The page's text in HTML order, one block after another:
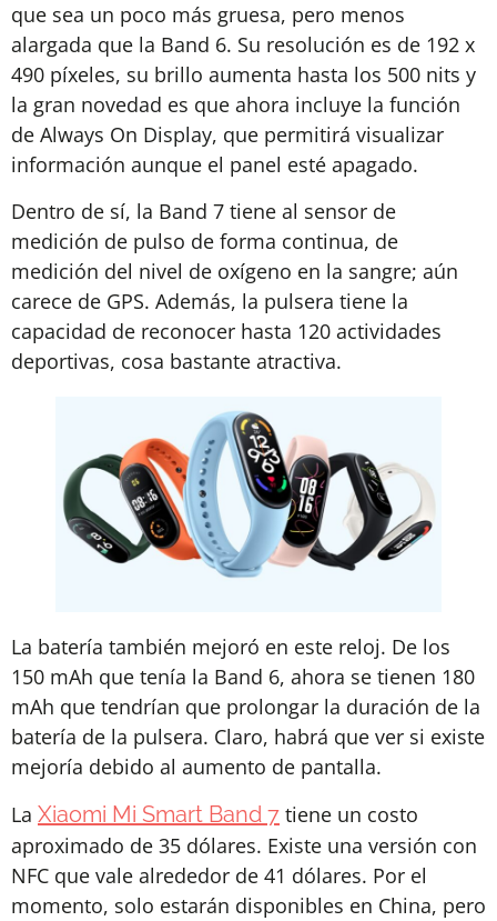
que sea un poco más gruesa, pero menos
alargada que la Band 6. Su resolución es de 192 x
490 píxeles, su brillo aumenta hasta los 500 nits y
la gran novedad es que ahora incluye la función
de Always On Display, que permitirá visualizar
información aunque el panel esté apagado.
Dentro de sí, la Band 7 tiene al sensor de
medición de pulso de forma continua, de
medición del nivel de oxígeno en la sangre; aún
carece de GPS. Además, la pulsera tiene la
capacidad de reconocer hasta 120 actividades
deportivas, cosa bastante atractiva.
La batería también mejoró en este reloj. De los
150 mAh que tenía la Band 6, ahora se tienen 180
mAh que tendrían que prolongar la duración de la
batería de la pulsera. Claro, habrá que ver si existe
mejoría debido al aumento de pantalla.
La Xiaomi Mi Smart Band 7 tiene un costo
aproximado de 35 dólares. Existe una versión con
NFC que vale alrededor de 41 dólares. Por el
momento, solo estarán disponibles en China, pero